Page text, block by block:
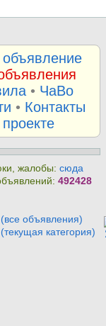
• ЧаВо
• Контакты
жалобы:сюда
492428
объявления)
категория)